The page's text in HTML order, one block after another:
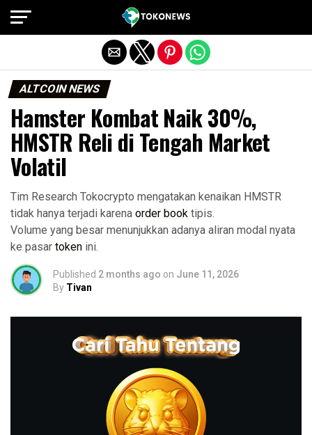
ALTCOIN NEWS
Hamster Kombat Naik 30%,
HMSTR Reli di Tengah Market
Volatil
Tim Research Tokocrypto mengatakan kenaikan HMSTR
tidak hanya terjadi karena order book tipis.
Volume yang besar menunjukkan adanya aliran modal nyata
ke pasar token ini.
Published 2 months ago on June 11, 2026
By Tivan
Exit mobile version